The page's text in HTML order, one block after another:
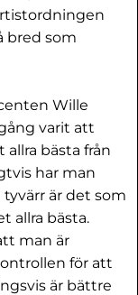
bred som
Wille
varit att
bästa från
har man
är det som
allra bästa.
man är
för att
är bättre